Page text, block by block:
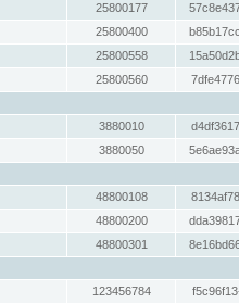
25800177
25800400
25800558
25800560
3880010
3880050
48800108
48800200
48800301
123456784